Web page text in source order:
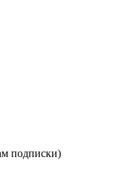
подписки)